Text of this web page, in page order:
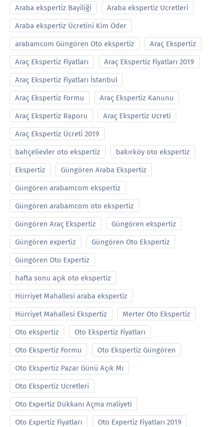
Araba ekspertiz Bayiliği Araba ekspertiz Ucretleri
Araba ekspertiz Ücretini Kim Öder
arabamcom Güngören Oto ekspertiz Araç Ekspertiz
Araç Ekspertiz Fiyatları Araç Ekspertiz Fiyatları 2019
Araç Ekspertiz Fiyatları İstanbul
Araç Ekspertiz Formu Araç Ekspertiz Kanunu
Araç Ekspertiz Raporu Araç Ekspertiz Ucreti
Araç Ekspertiz Ücreti 2019
bahçelievler oto ekspertiz bakırköy oto ekspertiz
Ekspertiz Güngören Araba Ekspertiz
Güngören arabamcom ekspertiz
Güngören arabamcom oto ekspertiz
Güngören Araç Ekspertiz Güngören ekspertiz
Güngören expertiz Güngören Oto Ekspertiz
Güngören Oto Expertiz
hafta sonu açık oto ekspertiz
Hürriyet Mahallesi araba ekspertiz
Hürriyet Mahallesi Ekspertiz Merter Oto Ekspertiz
Oto ekspertiz Oto Ekspertiz Fiyatları
Oto Ekspertiz Formu Oto Ekspertiz Güngören
Oto Ekspertiz Pazar Günü Açık Mı
Oto Ekspertiz Ucretleri
Oto Expertiz Dükkanı Açma maliyeti
Oto Expertiz Fiyatları Oto Expertiz Fiyatları 2019